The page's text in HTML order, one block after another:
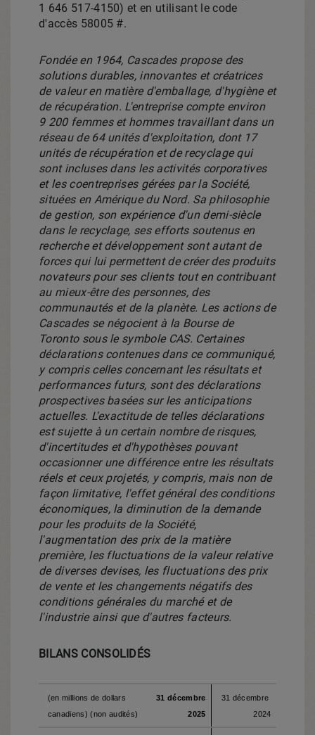
1 646 517-4150) et en utilisant le code
d'accès 58005 #.
Fondée en 1964, Cascades propose des
solutions durables, innovantes et créatrices
de valeur en matière d'emballage, d'hygiène et
de récupération. L'entreprise compte environ
9 200 femmes et hommes travaillant dans un
réseau de 64 unités d'exploitation, dont 17
unités de récupération et de recyclage qui
sont incluses dans les activités corporatives
et les coentreprises gérées par la Société,
situées en Amérique du Nord. Sa philosophie
de gestion, son expérience d'un demi-siècle
dans le recyclage, ses efforts soutenus en
recherche et développement sont autant de
forces qui lui permettent de créer des produits
novateurs pour ses clients tout en contribuant
au mieux-être des personnes, des
communautés et de la planète. Les actions de
Cascades se négocient à la Bourse de
Torontosous le symbole CAS. Certaines
déclarations contenues dans ce communiqué,
y compris celles concernant les résultats et
performances futurs, sont des déclarations
prospectives basées sur les anticipations
actuelles. L'exactitude de telles déclarations
est sujette à un certain nombre de risques,
d'incertitudes et d'hypothèses pouvant
occasionner une différence entre les résultats
réels et ceux projetés, y compris, mais non de
façon limitative, l'effet général des conditions
économiques, la diminution de la demande
pour les produits de la Société,
l'augmentation des prix de la matière
première, les fluctuations de la valeur relative
de diverses devises, les fluctuations des prix
de vente et les changements négatifs des
conditions générales du marché et de
l'industrie ainsi que d'autres facteurs.
BILANS CONSOLIDÉS
(en millions de dollars
canadiens) (non audités)
31 décembre
2025
31 décembre
2024